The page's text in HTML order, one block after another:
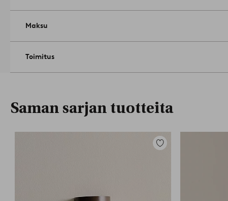
Valonlähde ei sisälly.
Kokoonpano-ohjeet mukana.
Maksu
Toimitus
Saman sarjan tuotteita
Lisää